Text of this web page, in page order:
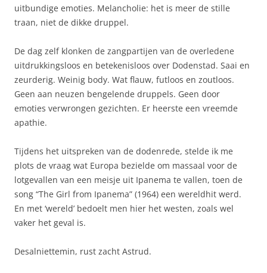
uitbundige emoties. Melancholie: het is meer de stille
traan, niet de dikke druppel.
De dag zelf klonken de zangpartijen van de overledene
uitdrukkingsloos en betekenisloos over Dodenstad. Saai en
zeurderig. Weinig body. Wat flauw, futloos en zoutloos.
Geen aan neuzen bengelende druppels. Geen door
emoties verwrongen gezichten. Er heerste een vreemde
apathie.
Tijdens het uitspreken van de dodenrede, stelde ik me
plots de vraag wat Europa bezielde om massaal voor de
lotgevallen van een meisje uit Ipanema te vallen, toen de
song “The Girl from Ipanema” (1964) een wereldhit werd.
En met ‘wereld’ bedoelt men hier het westen, zoals wel
vaker het geval is.
Desalniettemin, rust zacht Astrud.